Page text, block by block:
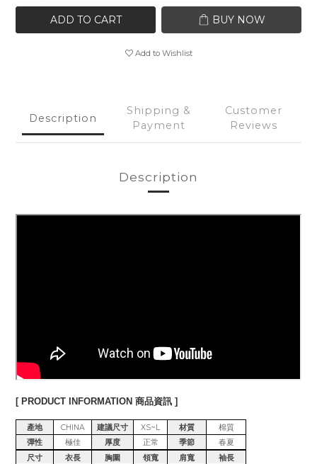
ADD TO CART BUY NOW
Add to Wishlist
Description
Shipping &
Payment
Customer
Reviews
Description
[ PRODUCT INFORMATION 商品資訊 ]
產地 CHINA 建議尺寸 XS~L 材質
棉質
彈性
極佳 厚度 正常 季節
春夏
尺寸
衣長 胸圍 領寬 肩寬
袖長